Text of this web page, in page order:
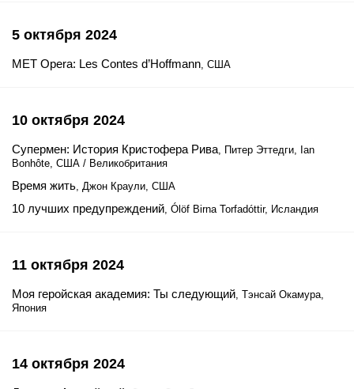
5 октября 2024
MET Opera: Les Contes d’Hoffmann, США
10 октября 2024
Супермен: История Кристофера Рива, Питер Эттедги, Ian
Bonhôte, США / Великобритания
Время жить, Джон Краули, США
10 лучших предупреждений, Ólöf Birna Torfadóttir, Исландия
11 октября 2024
Моя геройская академия: Ты следующий, Тэнсай Окамура,
Япония
14 октября 2024